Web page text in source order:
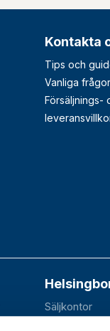
Kontakta
Tips och
Vanliga frågor
Försäljnings-
Säljkontor